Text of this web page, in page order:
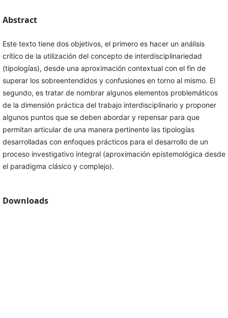
Abstract
Este texto tiene dos objetivos, el primero es hacer un análisis
crítico de la utilización del concepto de interdisciplinariedad
(tipologías), desde una aproximación contextual con el fin de
superar los sobreentendidos y confusiones en torno al mismo. El
segundo, es tratar de nombrar algunos elementos problemáticos
de la dimensión práctica del trabajo interdisciplinario y proponer
algunos puntos que se deben abordar y repensar para que
permitan articular de una manera pertinente las tipologías
desarrolladas con enfoques prácticos para el desarrollo de un
proceso investigativo integral (aproximación epistemológica desde
el paradigma clásico y complejo).
Downloads